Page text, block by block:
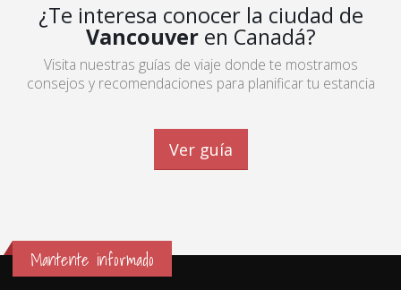
¿Te interesa conocer la ciudad de
Vancouveren Canadá?
Visita nuestras guías de viaje donde te mostramos
consejos y recomendaciones para planificar tu estancia
Ver guía
Mantente informado